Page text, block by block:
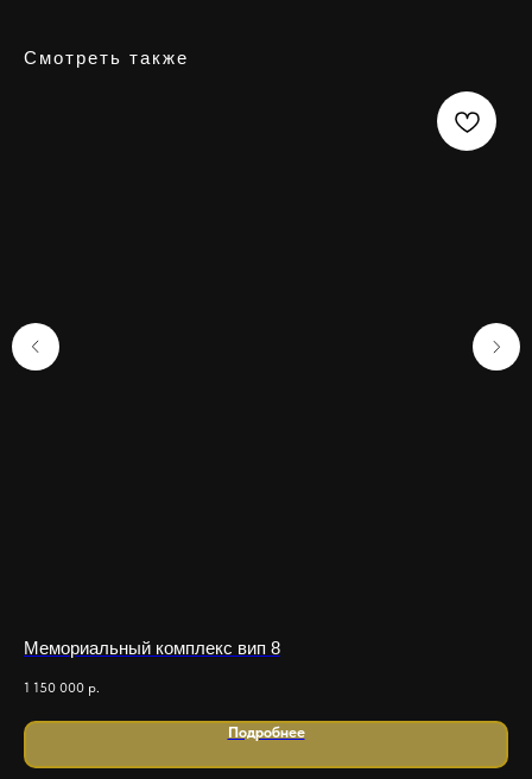
Смотреть также
Мемориальный комплекс вип 8
1 150 000 р.
Подробнее